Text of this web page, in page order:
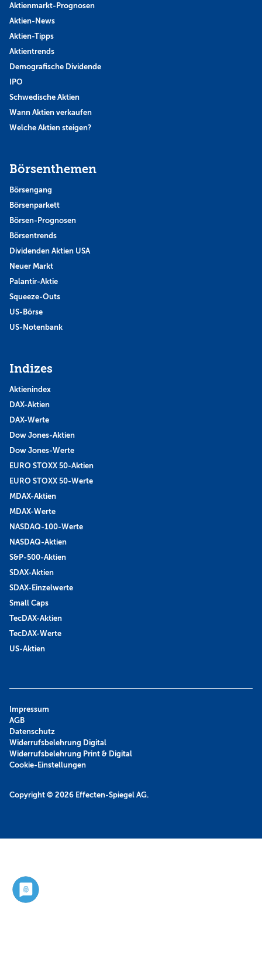
Aktienmarkt-Prognosen
Aktien-News
Aktien-Tipps
Aktientrends
Demografische Dividende
IPO
Schwedische Aktien
Wann Aktien verkaufen
Welche Aktien steigen?
Börsenthemen
Börsengang
Börsenparkett
Börsen-Prognosen
Börsentrends
Dividenden Aktien USA
Neuer Markt
Palantir-Aktie
Squeeze-Outs
US-Börse
US-Notenbank
Indizes
Aktienindex
DAX-Aktien
DAX-Werte
Dow Jones-Aktien
Dow Jones-Werte
EURO STOXX 50-Aktien
EURO STOXX 50-Werte
MDAX-Aktien
MDAX-Werte
NASDAQ-100-Werte
NASDAQ-Aktien
S&P-500-Aktien
SDAX-Aktien
SDAX-Einzelwerte
Small Caps
TecDAX-Aktien
TecDAX-Werte
US-Aktien
Copyright © 2026 Effecten-Spiegel AG.
Impressum
AGB
Datenschutz
Widerrufsbelehrung Digital
Widerrufsbelehrung Print & Digital
Cookie-Einstellungen